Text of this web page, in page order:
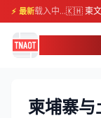
⚡ 最新载入中...🇰🇭 柬
柬埔寨与